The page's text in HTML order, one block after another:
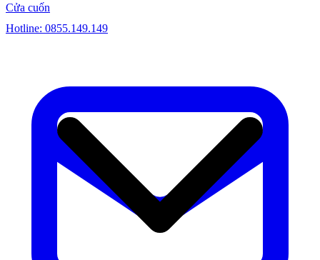
Hotline: 0855.149.149
Cửa cuốn